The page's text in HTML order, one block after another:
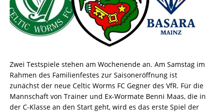
Zwei Testspiele stehen am Wochenende an. Am Samstag im
Rahmen des Familienfestes zur Saisoneröffnung ist
zunächst der neue Celtic Worms FC Gegner des VfR. Für die
Mannschaft von Trainer und Ex-Wormate Benni Maas, die in
der C-Klasse an den Start geht, wird es das erste Spiel der